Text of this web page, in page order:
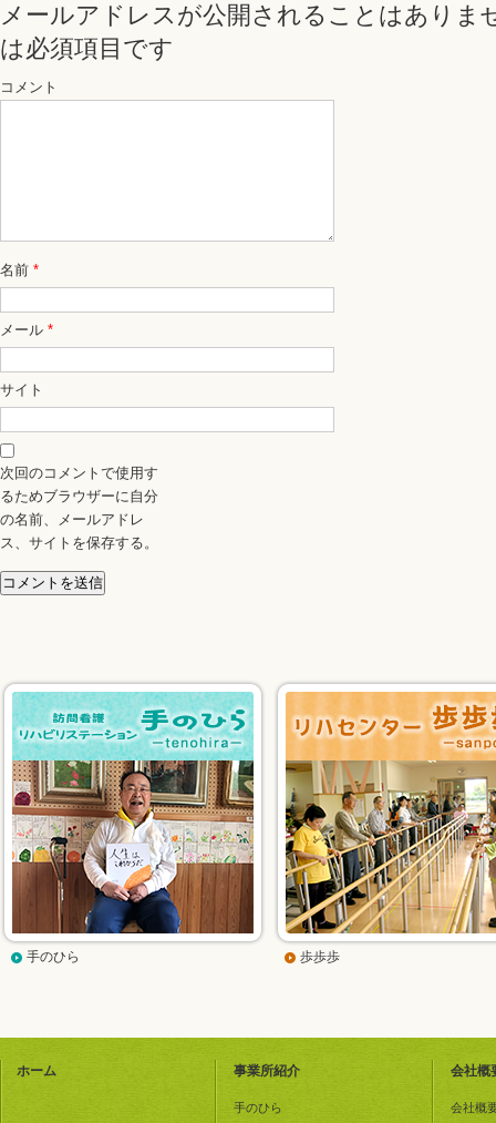
メールアドレスが公開されることはありま
は必須項目です
コメント
名前 *
メール *
サイト
次回のコメントで使用す
るためブラウザーに自分
の名前、メールアドレ
ス、サイトを保存する。
手のひら 歩歩歩
ホーム 事業所紹介
手のひら
会社概
会社概